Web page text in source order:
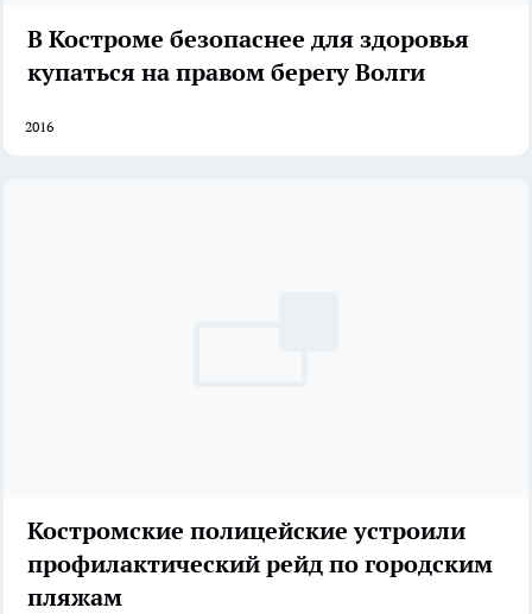
В Костроме безопаснее для здоровья
купаться на правом берегу Волги
2016
Костромские полицейские устроили
профилактический рейд по городским
пляжам